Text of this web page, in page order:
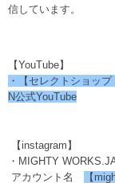
信しています。
【YouTube】
・【セレクトショッ
N公式YouTube
【instagram】
・MIGHTY
アカウント名
【